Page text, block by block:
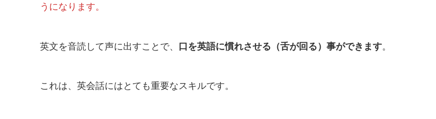
うになります。
英文を音読して声に出すことで、 口を英語に慣れさせる（舌が回る）事ができます。
これは、英会話にはとても重要なスキルです。